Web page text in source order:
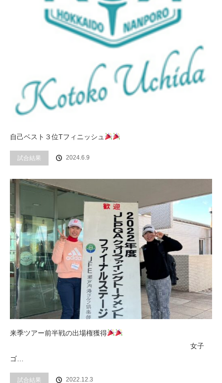
自己ベスト３位Tフィニッシュ
試合結果 2024.6.9
来季ツアー前半戦の出場権獲得
女子
ゴ…
試合結果 2022.12.3